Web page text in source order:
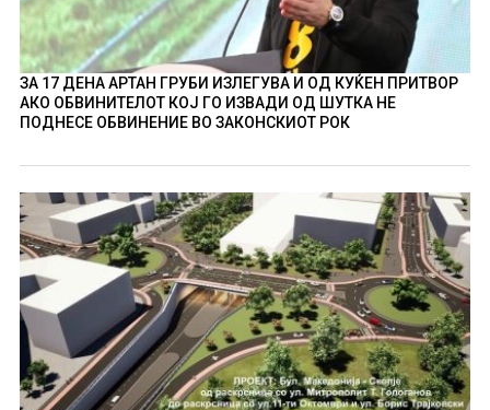
ЗА 17 ДЕНА АРТАН ГРУБИ ИЗЛЕГУВА И ОД КУЌЕН ПРИТВОР
АКО ОБВИНИТЕЛОТ КОЈ ГО ИЗВАДИ ОД ШУТКА НЕ
ПОДНЕСЕ ОБВИНЕНИЕ ВО ЗАКОНСКИОТ РОК